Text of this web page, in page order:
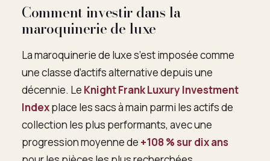
Comment investir dans la
maroquinerie de luxe
La maroquinerie de luxe s’est imposée comme
une classe d’actifs alternative depuis une
décennie. Le Knight Frank Luxury Investment
Indexplace les sacs à main parmi les actifs de
collection les plus performants, avec une
progression moyenne de +108 % sur dix ans